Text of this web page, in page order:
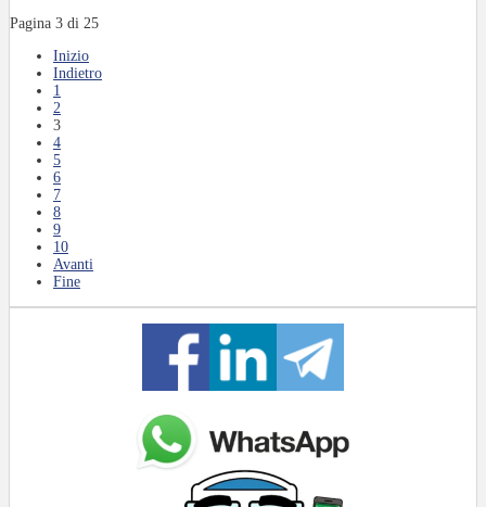
Pagina 3 di 25
Inizio
Indietro
1
2
3
4
5
6
7
8
9
10
Avanti
Fine